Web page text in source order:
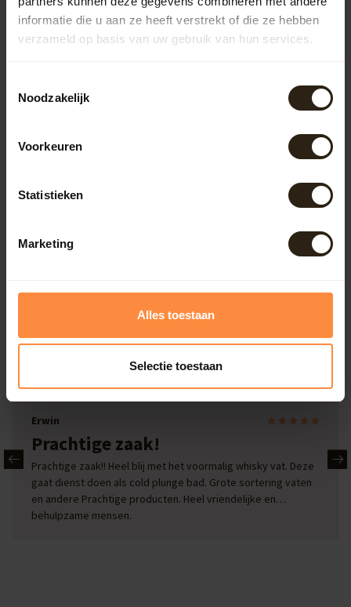
informatie die u aan ze heeft verstrekt of die ze hebben
verzameld op basis van uw gebruik van hun services.
Noodzakelijk
Voorkeuren
Statistieken
Marketing
Alles toestaan
Selectie toestaan
Outdoor
Meubels
Lampen
BarrelCave® & BarrelGifts
Barrel-Rent
Deals
Onze reviews
Erwin
Prachtige zaak!
Prachtige zaak!! Heel blij met het voormalig whisky vat. Deze
gaat dienst doen als cold plunge bad. Grote sortering vaten
en andere Prachtige producten. Heel vriendelijke en
behulpzame mensen.